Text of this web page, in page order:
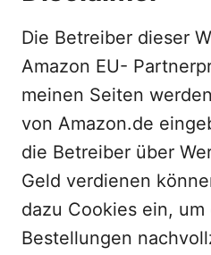
Die Betreiber dieser
Amazon EU-
meinen Seiten
von Amazon.de
die Betreiber über
Geld verdienen
dazu Cookies ein,
Bestellungen